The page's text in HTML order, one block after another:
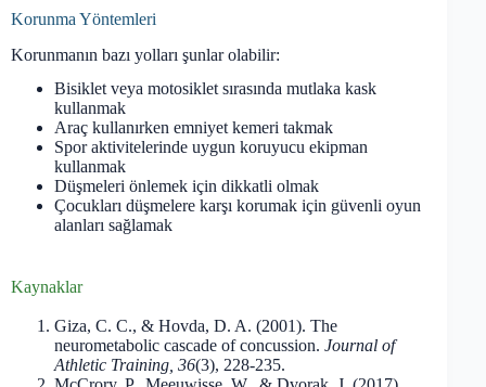
Korunma Yöntemleri
Korunmanın bazı yolları şunlar olabilir:
Bisiklet veya motosiklet sırasında mutlaka kask
kullanmak
Araç kullanırken emniyet kemeri takmak
Spor aktivitelerinde uygun koruyucu ekipman
kullanmak
Düşmeleri önlemek için dikkatli olmak
Çocukları düşmelere karşı korumak için güvenli oyun
alanları sağlamak
Kaynaklar
Giza, C. C., & Hovda, D. A. (2001). The
neurometabolic cascade of concussion. Journal of
Athletic Training, 36(3), 228-235.